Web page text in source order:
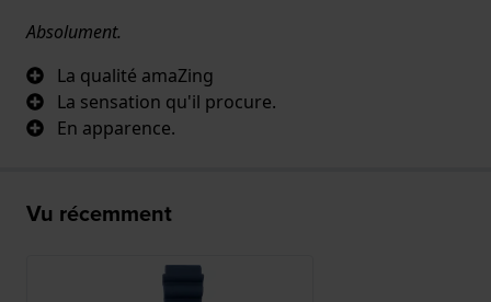
Absolument.
La qualité amaZing
La sensation qu'il procure.
En apparence.
Vu récemment